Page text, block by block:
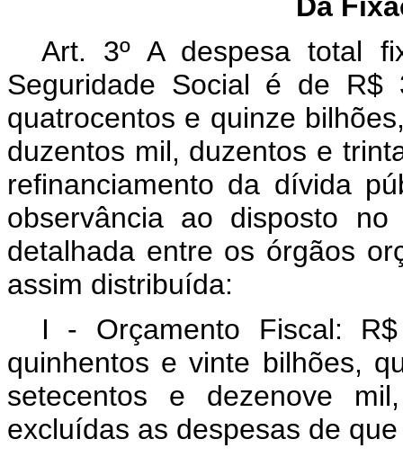
Art. 3º A despesa total
Seguridade Social é de R$
quatrocentos e quinze
duzentos mil, duzentos e
refinanciamento da dívida
observância ao disposto
detalhada entre os órgãos
assim distribuída:
I - Orçamento Fiscal: R$
quinhentos e vinte bilhões,
setecentos e dezenove
excluídas as despesas de